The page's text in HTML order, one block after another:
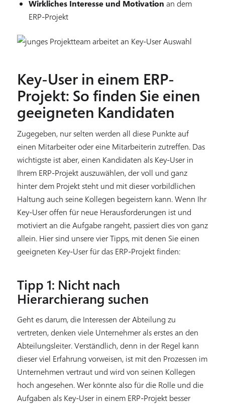
Wirkliches Interesse und Motivation an dem
ERP-Projekt
Key-User in einem ERP-
Projekt: So finden Sie einen
geeigneten Kandidaten
Zugegeben, nur selten werden all diese Punkte auf
einen Mitarbeiter oder eine Mitarbeiterin zutreffen. Das
wichtigste ist aber, einen Kandidaten als Key-User in
Ihrem ERP-Projekt auszuwählen, der voll und ganz
hinter dem Projekt steht und mit dieser vorbildlichen
Haltung auch seine Kollegen begeistern kann. Wenn Ihr
Key-User offen für neue Herausforderungen ist und
motiviert an die Aufgabe rangeht, passiert dies von ganz
allein. Hier sind unsere vier Tipps, mit denen Sie einen
geeigneten Key-User für das ERP-Projekt finden:
Tipp 1: Nicht nach
Hierarchierang suchen
Geht es darum, die Interessen der Abteilung zu
vertreten, denken viele Unternehmer als erstes an den
Abteilungsleiter. Verständlich, denn in der Regel kann
dieser viel Erfahrung vorweisen, ist mit den Prozessen im
Unternehmen vertraut und wird von seinen Kollegen
hoch angesehen. Wer könnte also für die Rolle und die
Aufgaben als Key-User in einem ERP-Projekt besser